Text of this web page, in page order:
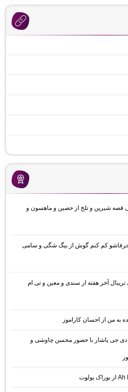
قصه شیرین و تلخ از حصین و ماهسون و
حرفاشو کم کنم گوش از بیگ شگی و سامی
آخر هفته از سندی و معین و تی ام
به من از احسان کاراموز
آهنگ ریمیکس زلزله 5 از دی جی یاشار با حضور محسن چاوشی و